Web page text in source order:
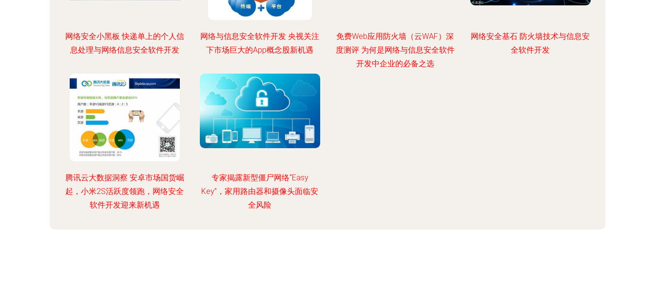
网络安全小黑板 快递单上的个人信
息处理与网络信息安全软件开发
网络与信息安全软件开发 央视关注
下市场巨大的App概念股新机遇
免费Web应用防火墙（云WAF）深
度测评 为何是网络与信息安全软件
开发中企业的必备之选
网络安全基石 防火墙技术与信息安
全软件开发
腾讯云大数据洞察 安卓市场国货崛
起，小米2S活跃度领跑，网络安全
软件开发迎来新机遇
专家揭露新型僵尸网络“Easy
Key”，家用路由器和摄像头面临安
全风险